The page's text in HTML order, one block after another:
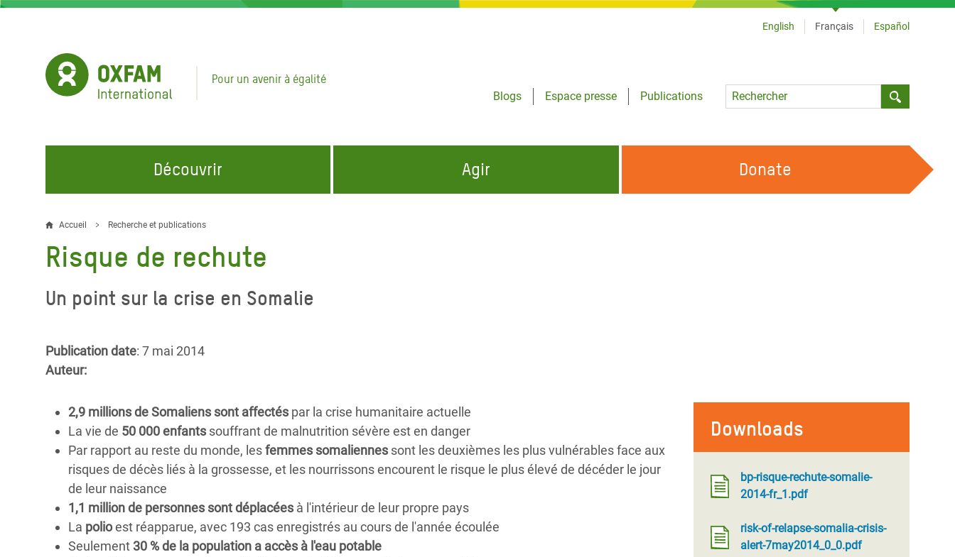
Aller
Pour un avenir à égalité
Blogs
Espace presse
Publications
Language
English Français Español
Découvrir
NOS DOMAINES D'ACTION
Eau et Assainissement
Ressources Naturelles
Inequality and Rights in a
Digital Age
Gender, Rights, and Justice
Crise à Gaza
Crise des Réfugiés Rohingyas
au Bangladesh
Crise en Syrie
Agir
REJOINDRE NOS CAMPAGNES
Climate Justice
Rejoignez la Communauté
Les Violences Faites aux Femmes et aux
Filles, Ça Suffit !
Donate
d'Ariane
Accueil Recherche et publications
Risque de rechute
Un point sur la crise en Somalie
Publication date: 7 mai 2014
Auteur:
Downloads
bp-risque-rechute-somalie-
2014-fr_1.pdf
risk-of-relapse-somalia-crisis-
alert-7may2014_0_0.pdf
2,9 millions de Somaliens sont affectés par la crise humanitaire actuelle
La vie de 50 000 enfants souffrant de malnutrition sévère est en danger
Par rapport au reste du monde, lesfemmes somaliennes sont les deuxièmes les plus vulnérables face aux
risques de décès liés à la grossesse, et les nourrissons encourent le risque le plus élevé de décéder le jour
de leur naissance
1,1 million de personnes sont déplacées à l'intérieur de leur propre pays
La polioest réapparue, avec 193 cas enregistrés au cours de l'année écoulée
Seulement 30 % de la population a accès à l'eau potable